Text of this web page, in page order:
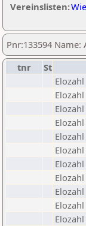
Vereinslisten:
Pnr:133594 Name:
tnr
St